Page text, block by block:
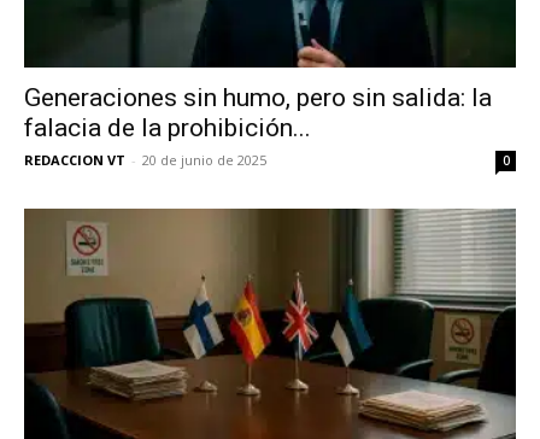
Generaciones sin humo, pero sin salida: la
falacia de la prohibición...
REDACCION VT - 20 de junio de 2025 0